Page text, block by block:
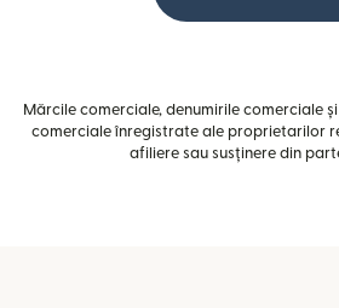
Mărcile comerciale, denumirile comerciale
comerciale înregistrate ale proprietarilor
afiliere sau susținere din